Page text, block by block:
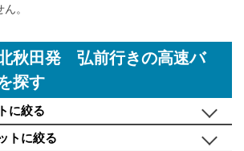
。
秋田発 弘前行きの高速バ
探す
に絞る
トに絞る